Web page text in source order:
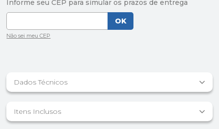
Dados Técnicos
Itens Inclusos